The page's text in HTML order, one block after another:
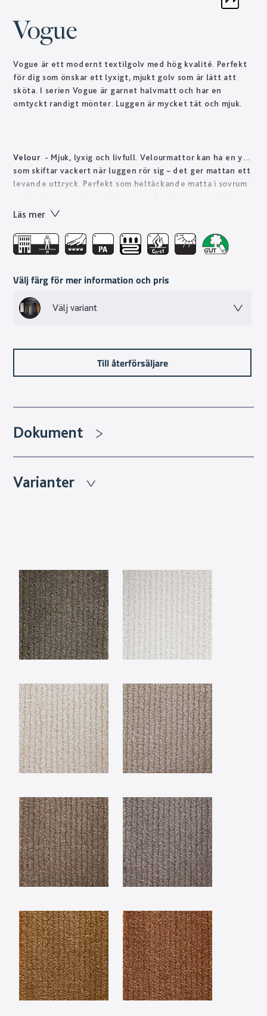
Vogue
Vogue är ett modernt textilgolv med hög kvalité. Perfekt
för dig som önskar ett lyxigt, mjukt golv som är lätt att
sköta. I serien Vogue är garnet halvmatt och har en
omtyckt randigt mönter. Luggen är mycket tät och mjuk.
Velour - Mjuk, lyxig och livfull. Velourmattor kan ha en yta
som skiftar vackert när luggen rör sig – det ger mattan ett
levande uttryck. Perfekt som heltäckande matta i sovrum
soffan. Golvabia har ett stort utbud av velourmattor i olika
hållbar i även offentliga miljöer som hotellrum, butik och
restaurang.
Läs mer
Välj färg för mer information och pris
Välj variant
Till återförsäljare
Dokument
Varianter